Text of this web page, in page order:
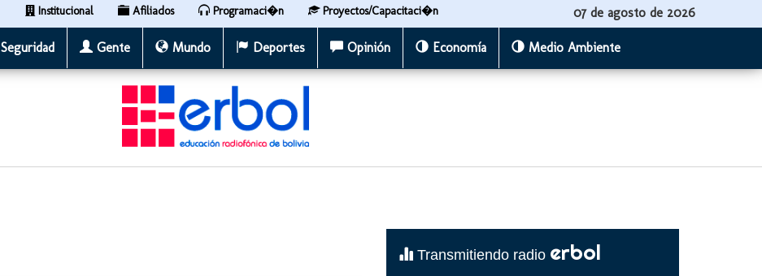
Institucional Afiliados Programaci�n Proyectos/Capacitaci�n 07 de agosto de 2026
Seguridad Gente Mundo Deportes Opinión Economía Medio Ambiente
Transmitiendo radio erbol